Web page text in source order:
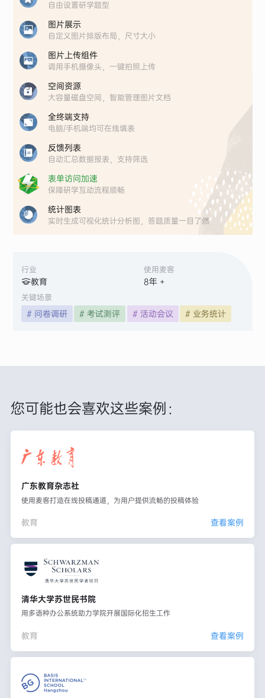
行业
教育
使用麦客
8年 +
关键场景
# 问卷调研 # 考试测评 # 活动会议 # 业务统计
自由设置研学题型
图片展示
自定义图片排版布局，尺寸大小
图片上传组件
调用手机摄像头，一键拍照上传
空间资源
大容量磁盘空间，智能管理图片文档
全终端支持
电脑/手机端均可在线填表
反馈列表
自动汇总数据报表，支持筛选
表单访问加速
保障研学互动流程顺畅
统计图表
实时生成可视化统计分析图，答题质量一目了然
您可能也会喜欢这些案例：
广东教育杂志社
使用麦客打造在线投稿通道，为用户提供流畅的投稿体验
教育 查看案例
清华大学苏世民书院
用多语种办公系统助力学院开展国际化招生工作
教育 查看案例